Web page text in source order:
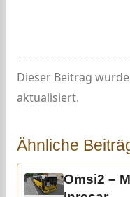
Dieser Beitrag wurde
aktualisiert.
Ähnliche
Omsi2 –